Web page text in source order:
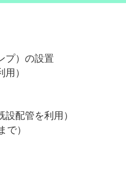
プ）の設置
）
配管を利用）
）